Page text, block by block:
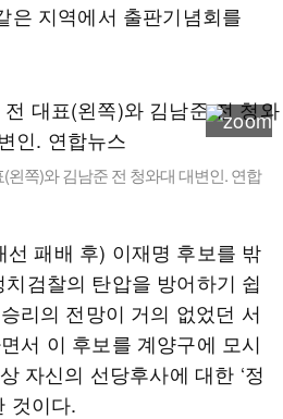
은 지역에서 출판기념회를
왼쪽)와 김남준 전 청와대 대변인. 연합
선 패배 후) 이재명 후보를 밖
검찰의 탄압을 방어하기 쉽
리의 전망이 거의 없었던 서
서 이 후보를 계양구에 모시
자신의 선당후사에 대한 ‘정
것이다.